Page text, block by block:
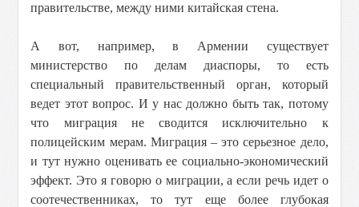
правительстве, между ними китайская стена.
А вот, например, в Армении существует
министерство по делам диаспоры, то есть
специальный правительственный орган, который
ведет этот вопрос. И у нас должно быть так, потому
что миграция не сводится исключительно к
полицейским мерам. Миграция – это серьезное дело,
и тут нужно оценивать ее социально-экономический
эффект. Это я говорю о миграции, а если речь идет о
соотечественниках, то тут еще более глубокая